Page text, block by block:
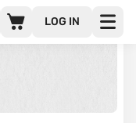
LOG IN